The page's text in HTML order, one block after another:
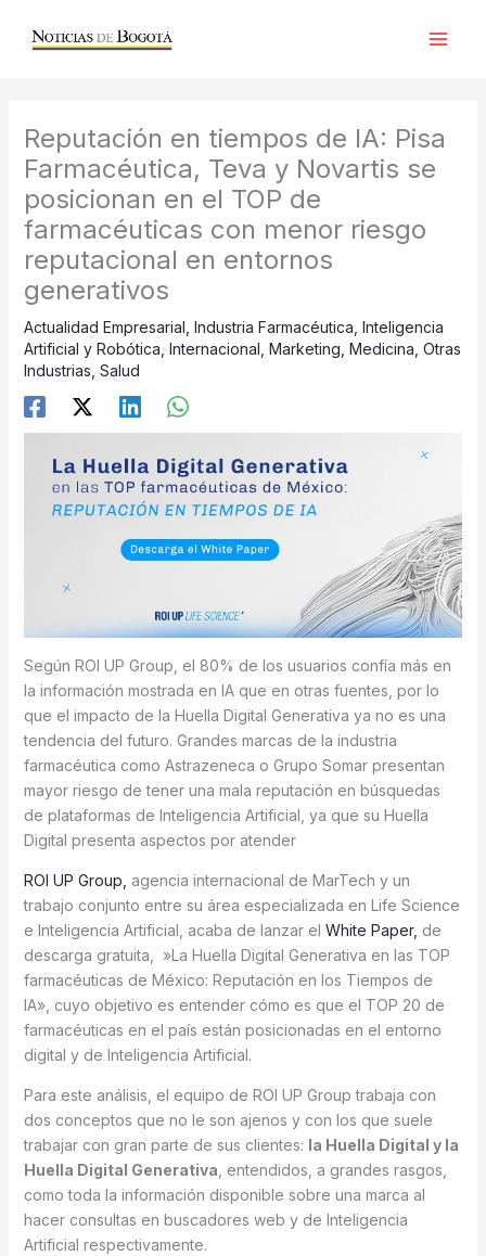
Reputación en tiempos de IA: Pisa
Farmacéutica, Teva y Novartis se
posicionan en el TOP de
farmacéuticas con menor riesgo
reputacional en entornos
generativos
Actualidad Empresarial Industria Farmacéutica Inteligencia
Artificial y Robótica Internacional Marketing Medicina Otras
Industrias Salud
Según ROI UP Group, el 80% de los usuarios confía más en
la información mostrada en IA que en otras fuentes, por lo
que el impacto de la Huella Digital Generativa ya no es una
tendencia del futuro. Grandes marcas de la industria
farmacéutica como Astrazeneca o Grupo Somar presentan
mayor riesgo de tener una mala reputación en búsquedas
de plataformas de Inteligencia Artificial, ya que su Huella
Digital presenta aspectos por atender
ROI UP Group, agencia internacional de MarTech y un
trabajo conjunto entre su área especializada en Life Science
e Inteligencia Artificial, acaba de lanzar el White Paper, de
descarga gratuita, »La Huella Digital Generativa en las TOP
farmacéuticas de México: Reputación en los Tiempos de
IA», cuyo objetivo es entender cómo es que el TOP 20 de
farmacéuticas en el país están posicionadas en el entorno
digital y de Inteligencia Artificial.
Para este análisis, el equipo de ROI UP Group trabaja con
dos conceptos que no le son ajenos y con los que suele
trabajar con gran parte de sus clientes: la Huella Digital y la
Huella Digital Generativa , entendidos, a grandes rasgos,
como toda la información disponible sobre una marca al
hacer consultas en buscadores web y de Inteligencia
Artificial respectivamente.